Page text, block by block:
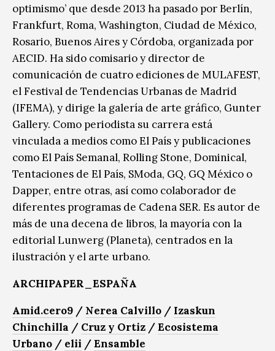
optimismo’ que desde 2013 ha pasado por Berlín,
Frankfurt, Roma, Washington, Ciudad de México,
Rosario, Buenos Aires y Córdoba, organizada por
AECID. Ha sido comisario y director de
comunicación de cuatro ediciones de MULAFEST,
el Festival de Tendencias Urbanas de Madrid
(IFEMA), y dirige la galería de arte gráfico, Gunter
Gallery. Como periodista su carrera está
vinculada a medios como El País y publicaciones
como El País Semanal, Rolling Stone, Dominical,
Tentaciones de El País, SModa, GQ, GQ México o
Dapper, entre otras, así como colaborador de
diferentes programas de Cadena SER. Es autor de
más de una decena de libros, la mayoría con la
editorial Lunwerg (Planeta), centrados en la
ilustración y el arte urbano.
ARCHIPAPER_ESPAÑA
Amid.cero9 / Nerea Calvillo / Izaskun
Chinchilla / Cruz y Ortiz /Ecosistema
Urbano / elii /Ensamble